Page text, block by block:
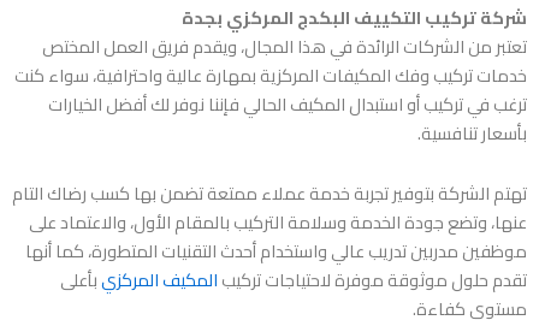
شركة تركيب التكييف البكدج المركزي بجدة
تعتبر من الشركات الرائدة في هذا المجال، ويقدم فريق العمل المختص
خدمات تركيب وفك المكيفات المركزية بمهارة عالية واحترافية، سواء كنت
ترغب في تركيب أو استبدال المكيف الحالي فإننا نوفر لك أفضل الخيارات
بأسعار تنافسية.
تهتم الشركة بتوفير تجربة خدمة عملاء ممتعة تضمن بها كسب رضاك التام
عنها، وتضع جودة الخدمة وسلامة التركيب بالمقام الأول، والاعتماد على
موظفين مدربين تدريب عالي واستخدام أحدث التقنيات المتطورة، كما أنها
تقدم حلول موثوقة موفرة لاحتياجات تركيبالمكيف المركزيبأعلى
مستوى كفاءة.